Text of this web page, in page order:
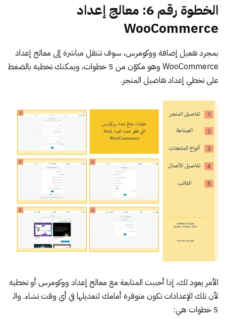
الخطوة رقم 6: معالج إعداد
WooCommerce
بمجرد تفعيل إضافة ووكومرس، سوف تنتقل مباشرة إلى معالج إعداد
WooCommerce وهو مكوّن من 5 خطوات، ويمكنك تخطيه بالضغط
على تخطي إعداد تفاصيل المتجر.
الأمر يعود لك، إذا أحببت المتابعة مع معالج إعداد ووكومرس أو تخطيه
لأن تلك الإعدادات تكون متوفرة أمامك لتعديلها في أي وقت تشاء. والـ
5 خطوات هي: